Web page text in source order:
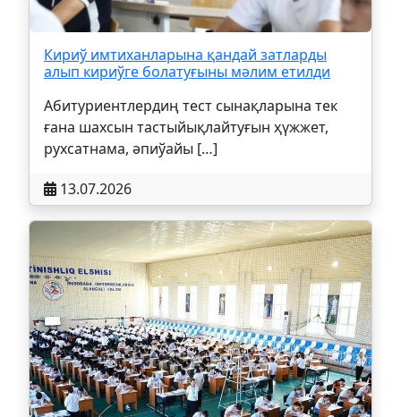
Кириў имтиханларына қандай затларды
алып кириўге болатуғыны мәлим етилди
Абитуриентлердиң тест сынақларына тек
ғана шахсын тастыйықлайтуғын ҳүжжет,
рухсатнама, әпиўайы […]
13.07.2026